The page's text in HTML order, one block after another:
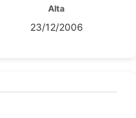
Alta
23/12/2006